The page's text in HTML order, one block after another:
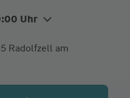
Uhr
Radolfzell am